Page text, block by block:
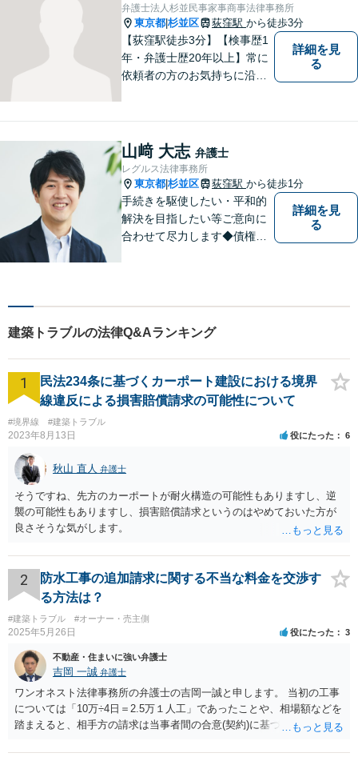
弁護士法人杉並民事家事商事法律事務所
東京都 杉並区 荻窪駅 から徒歩3分
【荻窪駅徒歩3分】【検事歴1
年・弁護士歴20年以上】常に
依頼者の方のお気持ちに沿っ
般を幅広く取り扱っていま
す。【初回面談無料】どんな
難件でも全力でお客様のお力
になります。
詳細を見
る
山﨑 大志 弁護士
レグルス法律事務所
東京都 杉並区 荻窪駅 から徒歩1分
手続きを駆使したい・平和的
解決を目指したい等ご意向に
合わせて尽力します◆債権回
電気工事等】【請負代金、売
掛代金】今すぐにお電話くだ
さい。
詳細を見
る
建築トラブルの法律Q&Aランキング
1
民法234条に基づくカーポート建設における境界
線違反による損害賠償請求の可能性について
#境界線 #建築トラブル
2023年8月13日 役にたった 6
秋山 直人 弁護士
そうですね、先方のカーポートが耐火構造の可能性もありますし、逆
襲の可能性もありますし、損害賠償請求というのはやめておいた方が
良さそうな気がします。
2
防水工事の追加請求に関する不当な料金を交渉す
る方法は？
#建築トラブル #オーナー・売主側
2025年5月26日 役にたった 3
不動産・住まいに強い弁護士
吉岡 一誠 弁護士
ワンオネスト法律事務所の弁護士の吉岡一誠と申します。 当初の工事
については「10万÷4日＝2.5万１人工」であったことや、相場額などを
踏まえると、相手方の請求は当事者間の合意(契約)に基づかない不当な
か支払う意向がない旨を伝えて、減額の交渉をすべきでしょう。 相手